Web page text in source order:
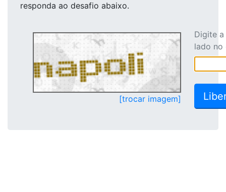
responda ao desafio abaixo.
[trocar imagem]
Digite
lado no